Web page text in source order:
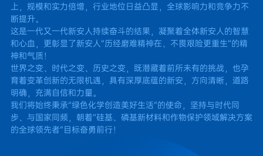
上，规模和实力倍增，行业地位日益凸显，全球影响力和竞争力不
断提升。
这是一代又一代新安人持续奋斗的结果，凝聚着全体新安人的智慧
和心血，更彰显了新安人“历经磨难精神在、不畏艰险更重生”的精
神和气质！
世界之变、时代之变、历史之变，既潜藏着前所未有的挑战，也孕
育着变革创新的无限机遇，具有深厚底蕴的新安，方向清晰，道路
明确，充满自信和力量。
我们将始终秉承“绿色化学创造美好生活”的使命，坚持与时代同
步、与国家同频，朝着“硅基、磷基新材料和作物保护领域解决方案
的全球领先者”目标奋勇前行！